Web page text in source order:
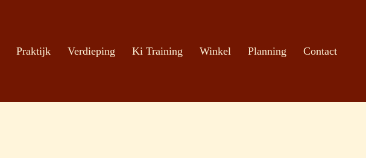
Praktijk Verdieping Ki Training Winkel Planning Contact